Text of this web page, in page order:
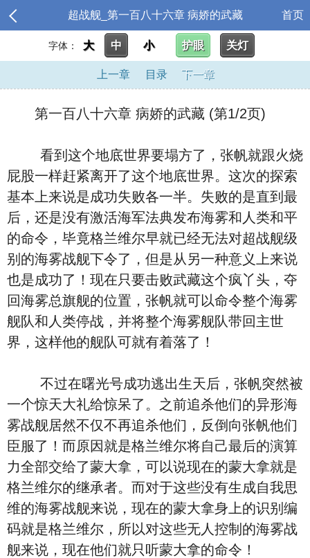
超战舰_第一百八十六章 病娇的武藏 首页
字体： 大 中 小 护眼 关灯
上一章 目录 下一章
第一百八十六章 病娇的武藏 (第1/2页)
看到这个地底世界要塌方了，张帆就跟火烧
屁股一样赶紧离开了这个地底世界。这次的探索
基本上来说是成功失败各一半。失败的是直到最
后，还是没有激活海军法典发布海雾和人类和平
的命令，毕竟格兰维尔早就已经无法对超战舰级
别的海雾战舰下令了，但是从另一种意义上来说
也是成功了！现在只要击败武藏这个疯丫头，夺
回海雾总旗舰的位置，张帆就可以命令整个海雾
舰队和人类停战，并将整个海雾舰队带回主世
界，这样他的舰队可就有着落了！
不过在曙光号成功逃出生天后，张帆突然被
一个惊天大礼给惊呆了。之前追杀他们的异形海
雾战舰居然不仅不再追杀他们，反倒向张帆他们
臣服了！而原因就是格兰维尔将自己最后的演算
力全部交给了蒙大拿，可以说现在的蒙大拿就是
格兰维尔的继承者。而对于这些没有生成自我思
维的海雾战舰来说，现在的蒙大拿身上的识别编
码就是格兰维尔，所以对这些无人控制的海雾战
舰来说，现在他们就只听蒙大拿的命令！